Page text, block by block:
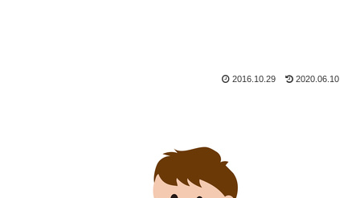
2016.10.29 2020.06.10